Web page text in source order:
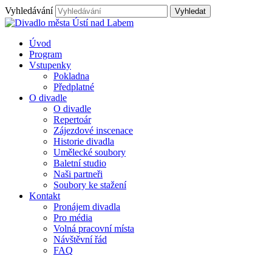
Vyhledávání
Úvod
Program
Vstupenky
Pokladna
Předplatné
O divadle
O divadle
Repertoár
Zájezdové inscenace
Historie divadla
Umělecké soubory
Baletní studio
Naši partneři
Soubory ke stažení
Kontakt
Pronájem divadla
Pro média
Volná pracovní místa
Návštěvní řád
FAQ